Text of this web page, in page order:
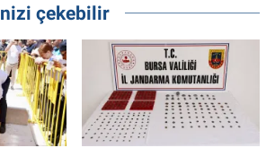
çekebilir